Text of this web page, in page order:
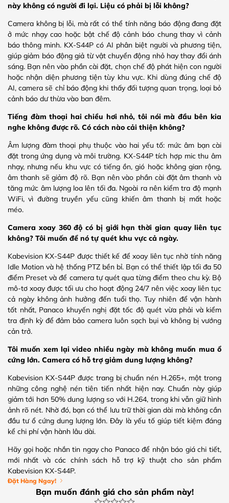
này không có người đi lại. Liệu có phải bị lỗi không?
Camera không bị lỗi, mà rất có thể tính năng báo động đang đặt
ở mức nhạy cao hoặc bật chế độ cảnh báo chung thay vì cảnh
báo thông minh. KX-S44P có AI phân biệt người và phương tiện,
giúp giảm báo động giả từ vật chuyển động nhỏ hay thay đổi ánh
sáng. Bạn nên vào phần cài đặt, chọn chế độ phát hiện con người
hoặc nhận diện phương tiện tùy khu vực. Khi dùng đúng chế độ
AI, camera sẽ chỉ báo động khi thấy đối tượng quan trọng, loại bỏ
cảnh báo dư thừa vào ban đêm.
Tiếng đàm thoại hai chiều hơi nhỏ, tôi nói mà đầu bên kia
nghe không được rõ. Có cách nào cải thiện không?
Âm lượng đàm thoại phụ thuộc vào hai yếu tố: mức âm bạn cài
đặt trong ứng dụng và môi trường. KX-S44P tích hợp mic thu âm
nhạy, nhưng nếu khu vực có tiếng ồn, gió hoặc không gian rộng,
âm thanh sẽ giảm độ rõ. Bạn nên vào phần cài đặt âm thanh và
tăng mức âm lượng loa lên tối đa. Ngoài ra nên kiểm tra độ mạnh
WiFi, vì đường truyền yếu cũng khiến âm thanh bị mất hoặc
méo.
Camera xoay 360 độ có bị giới hạn thời gian quay liên tục
không? Tôi muốn để nó tự quét khu vực cả ngày.
Kabevision KX-S44P được thiết kế để xoay liên tục nhờ tính năng
Idle Motion và hệ thống PTZ bền bỉ. Bạn có thể thiết lập tối đa 50
điểm Preset và để camera tự quét qua từng điểm theo chu kỳ. Bộ
mô-tơ xoay được tối ưu cho hoạt động 24/7 nên việc xoay liên tục
cả ngày không ảnh hưởng đến tuổi thọ. Tuy nhiên để vận hành
tốt nhất, Panaco khuyến nghị đặt tốc độ quét vừa phải và kiểm
tra định kỳ để đảm bảo camera luôn sạch bụi và không bị vướng
cản trở.
Tôi muốn xem lại video nhiều ngày mà không muốn mua ổ
cứng lớn. Camera có hỗ trợ giảm dung lượng không?
Kabevision KX-S44P được trang bị chuẩn nén H.265+, một trong
những công nghệ nén tiên tiến nhất hiện nay. Chuẩn này giúp
giảm tới hơn 50% dung lượng so với H.264, trong khi vẫn giữ hình
ảnh rõ nét. Nhờ đó, bạn có thể lưu trữ thời gian dài mà không cần
đầu tư ổ cứng dung lượng lớn. Đây là yếu tố giúp tiết kiệm đáng
kể chi phí vận hành lâu dài.
Hãy gọi hoặc nhắn tin ngay cho Panaco để nhận báo giá chi tiết,
mới nhất và các chính sách hỗ trợ kỹ thuật cho sản phẩm
Kabevision KX-S44P.
Đặt Hàng Ngay!
Bạn muốn đánh giá cho sản phẩm này!